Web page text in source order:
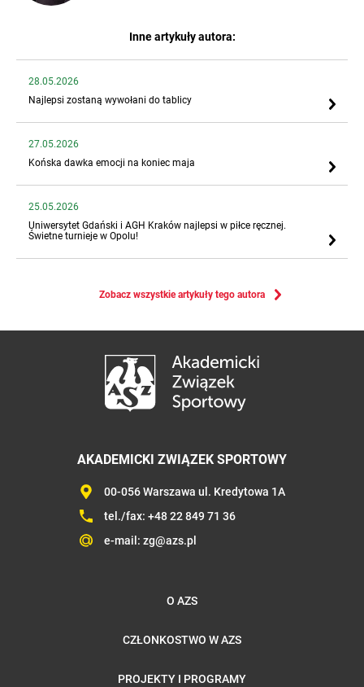
Inne artykuły autora:
28.05.2026
Najlepsi zostaną wywołani do tablicy
27.05.2026
Końska dawka emocji na koniec maja
25.05.2026
Uniwersytet Gdański i AGH Kraków najlepsi w piłce ręcznej.
Świetne turnieje w Opolu!
Zobacz wszystkie artykuły tego autora
AKADEMICKI ZWIĄZEK SPORTOWY
00-056 Warszawa ul. Kredytowa 1A
tel./fax: +48 22 849 71 36
e-mail: zg@azs.pl
O AZS
CZŁONKOSTWO W AZS
PROJEKTY I PROGRAMY